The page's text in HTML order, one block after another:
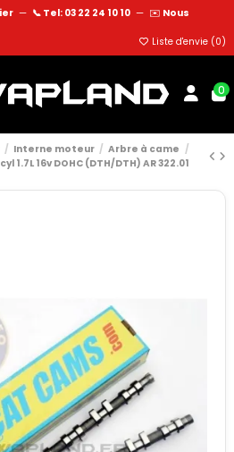
— 📞 Tel: 03 22 24 10 10 — ✉️ Nous
Liste d'envie (0)
0
Interne moteur
Arbre à came
16v DOHC (DTH/DTH) AR 322.01